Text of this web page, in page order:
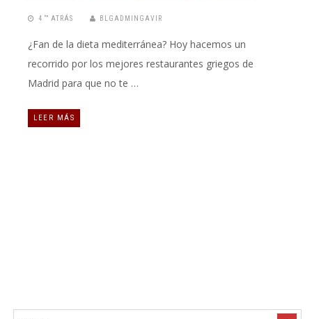
4 “” ATRÁS BLGADMINGAVIR
¿Fan de la dieta mediterránea? Hoy hacemos un
recorrido por los mejores restaurantes griegos de
Madrid para que no te …
LEER MÁS